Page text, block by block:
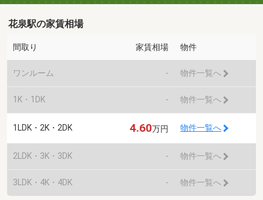
花泉駅の家賃相場
間取り 家賃相場 物件
ワンルーム - 物件一覧へ
1K・1DK - 物件一覧へ
1LDK・2K・2DK 4.60万円 物件一覧へ
2LDK・3K・3DK - 物件一覧へ
3LDK・4K・4DK - 物件一覧へ